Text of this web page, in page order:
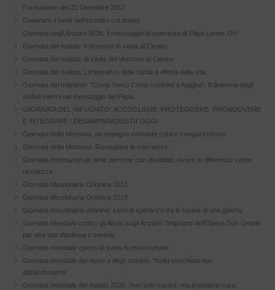
Formazione del 21 Dicembre 2012
Generare il bene nell’incontro col dolore
Giornata degli Anziani 2026: il messaggio di speranza di Papa Leone XIV
Giornata del malato: il Vescovo in visita al Centro.
Giornata del malato: la visita del Vescovo al Centro
Giornata del malato. L’imperativo della carità a difesa della vita.
Giornata del migrante: “Come Gesù Cristo costretti a fuggire”. Il dramma degli
sfollati interni nel messaggio del Papa.
GIORNATA DEL RIFUGIATO: ACCOGLIERE, PROTEGGERE, PROMUOVERE
E INTEGRARE I DESAMPARADOS DI OGGI
Giornata della Memoria: un impegno costante contro il negazionismo.
Giornata della Memoria. Risvegliare le coscienze.
Giornata internazionale delle persone con disabilità: vivere le differenze come
ricchezza.
Giornata Missionaria Orionina 2013
Giornata Missionaria Orionina 2019
Giornata missionaria orionina: semi di speranza tra le rovine di una guerra.
Giornata Mondiale contro gli Abusi sugli Anziani: l’impegno dell’Opera Don Orione
per una vita dignitosa e serena
Giornata mondiale contro la tratta di esseri umani
Giornata mondiale dei nonni e degli anziani: “Nella vecchiaia non
abbandonarmi”.
Giornata mondiale del malato 2020. Non solo curare, ma prendersi cura.